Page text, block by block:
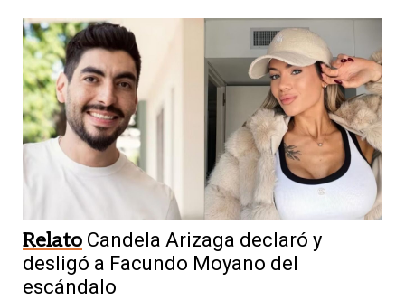
Relato Candela Arizaga declaró y
desligó a Facundo Moyano del
escándalo